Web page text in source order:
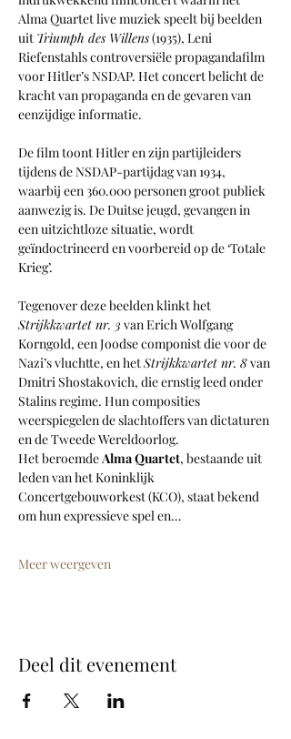
Alma Quartet live muziek speelt bij beelden
uit Triumph des Willens (1935), Leni
Riefenstahls controversiële propagandafilm
voor Hitler’s NSDAP. Het concert belicht de
kracht van propaganda en de gevaren van
eenzijdige informatie.
De film toont Hitler en zijn partijleiders
tijdens de NSDAP-partijdag van 1934,
waarbij een 360.000 personen groot publiek
aanwezig is. De Duitse jeugd, gevangen in
een uitzichtloze situatie, wordt
geïndoctrineerd en voorbereid op de ‘Totale
Krieg’.
Tegenover deze beelden klinkt het
Strijkkwartet nr. 3 van Erich Wolfgang
Korngold, een Joodse componist die voor de
Nazi’s vluchtte, en het Strijkkwartet nr. 8 van
Dmitri Shostakovich, die ernstig leed onder
Stalins regime. Hun composities
weerspiegelen de slachtoffers van dictaturen
en de Tweede Wereldoorlog.
Het beroemde Alma Quartet, bestaande uit
leden van het Koninklijk
Concertgebouworkest (KCO), staat bekend
om hun expressieve spel en…
Meer weergeven
Deel dit evenement